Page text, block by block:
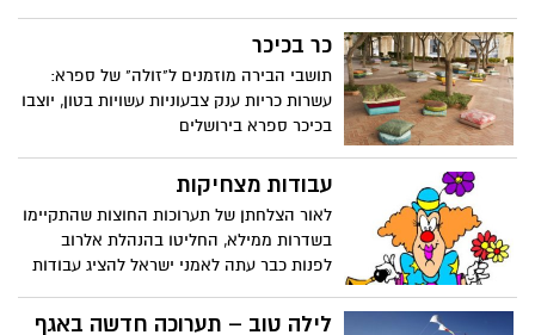
בימים אלו באכסדרת תיאטרון ירושלים, מהווה
הזדמנות להכרת עם היופי הבראשיתי
כר בכיכר
תושבי הבירה מוזמנים ל"זולה" של ספרא:
עשרות כריות ענק צבעוניות עשויות בטון, יוצבו
בכיכר ספרא בירושלים
עבודות מצחיקות
לאור הצלחתן של תערוכות החוצות שהתקיימו
בשדרות ממילא, החליטו בהנהלת אלרוב
לפנות כבר עתה לאמני ישראל להציג עבודות
בתחילת שנת 2013
לילה טוב – תערוכה חדשה באגף